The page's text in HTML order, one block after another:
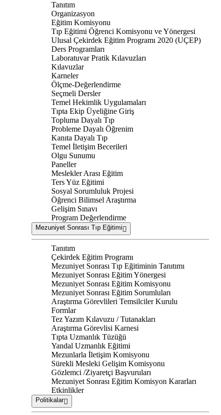
Tanıtım
Organizasyon
Eğitim Komisyonu
Tıp Eğitimi Öğrenci Komisyonu ve Yönergesi
Ulusal Çekirdek Eğitim Programı 2020 (UÇEP)
Ders Programları
Laboratuvar Pratik Kılavuzları
Kılavuzlar
Karneler
Ölçme-Değerlendirme
Seçmeli Dersler
Temel Hekimlik Uygulamaları
Tıpta Ekip Üyeliğine Giriş
Topluma Dayalı Tıp
Probleme Dayalı Öğrenim
Kanıta Dayalı Tıp
Temel İletişim Becerileri
Olgu Sunumu
Paneller
Meslekler Arası Eğitim
Ters Yüz Eğitimi
Sosyal Sorumluluk Projesi
Öğrenci Bilimsel Araştırma
Gelişim Sınavı
Program Değerlendirme
Mezuniyet Sonrası Tıp Eğitimi
Tanıtım
Çekirdek Eğitim Programı
Mezuniyet Sonrası Tıp Eğitiminin Tanıtımı
Mezuniyet Sonrası Eğitim Yönergesi
Mezuniyet Sonrası Eğitim Komisyonu
Mezuniyet Sonrası Eğitim Sorumluları
Araştırma Görevlileri Temsilciler Kurulu
Formlar
Tez Yazım Kılavuzu / Tutanakları
Araştırma Görevlisi Karnesi
Tıpta Uzmanlık Tüzüğü
Yandal Uzmanlık Eğitimi
Mezunlarla İletişim Komisyonu
Sürekli Mesleki Gelişim Komisyonu
Gözlemci /Ziyaretçi Başvuruları
Mezuniyet Sonrası Eğitim Komisyon Kararları
Etkinlikler
Politikalar